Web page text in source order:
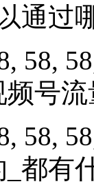
通过
58,
号流
58,
都有